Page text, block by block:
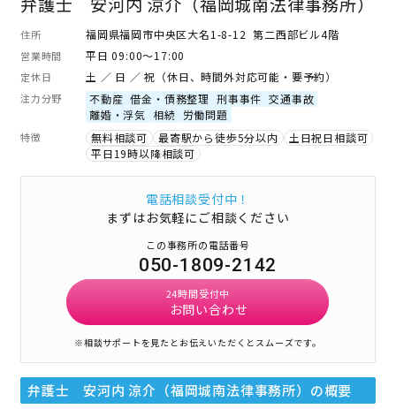
住所 福岡県福岡市中央区大名1-8-12 第二西部ビル4階
営業時間 平日 09:00～17:00
定休日 土 ／ 日 ／ 祝（休日、時間外対応可能・要予約）
注力分野 不動産 借金・債務整理 刑事事件 交通事故
離婚・浮気
相続 労働問題
特徴 無料相談可 最寄駅から徒歩5分以内
土日祝日相談可
平日19時以降相談可
電話相談受付中！
まずはお気軽にご相談ください
この事務所の電話番号
050-1809-2142
24時間受付中
お問い合わせ
※相談サポートを見たとお伝えいただくとスムーズです。
弁護士 安河内 涼介（福岡城南法律事務所） の概要